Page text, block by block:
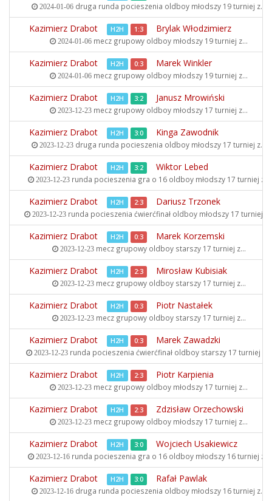
2024-01-06 druga runda pocieszenia oldboy młodszy 19 turniej z...
Kazimierz Drabot H2H 1:3 Brylak Włodzimierz
2024-01-06 mecz grupowy oldboy młodszy 19 turniej z...
Kazimierz Drabot H2H 0:3 Marek Winkler
2024-01-06 mecz grupowy oldboy młodszy 19 turniej z...
Kazimierz Drabot H2H 3:2 Janusz Mrowiński
2023-12-23 mecz grupowy oldboy młodszy 17 turniej z...
Kazimierz Drabot H2H 3:0 Kinga Zawodnik
2023-12-23 druga runda pocieszenia oldboy młodszy 17 turniej z...
Kazimierz Drabot H2H 3:2 Wiktor Lebed
2023-12-23runda pocieszenia gra o 16 oldboy młodszy 17 turniej z...
Kazimierz Drabot H2H 2:3 Dariusz Trzonek
2023-12-23runda pocieszenia ćwierćfinał oldboy młodszy 17 turniej
Kazimierz Drabot H2H 0:3 Marek Korzemski
2023-12-23mecz grupowy oldboy starszy 17 turniej z...
Kazimierz Drabot H2H 2:3 Mirosław Kubisiak
2023-12-23mecz grupowy oldboy starszy 17 turniej z...
Kazimierz Drabot H2H 0:3 Piotr Nastałek
2023-12-23mecz grupowy oldboy starszy 17 turniej z...
Kazimierz Drabot H2H 0:3 Marek Zawadzki
2023-12-23 runda pocieszenia ćwierćfinał oldboy starszy 17 turniej z...
Kazimierz Drabot H2H 2:3 Piotr Karpienia
2023-12-23 mecz grupowy oldboy młodszy 17 turniej z...
Kazimierz Drabot H2H 2:3 Zdzisław Orzechowski
2023-12-23 mecz grupowy oldboy młodszy 17 turniej z...
Kazimierz Drabot H2H 3:0 Wojciech Usakiewicz
2023-12-16runda pocieszenia gra o 16 oldboy młodszy 16 turniej z...
Kazimierz Drabot H2H 3:0 Rafał Pawlak
2023-12-16 druga runda pocieszenia oldboy młodszy 16 turniej z...